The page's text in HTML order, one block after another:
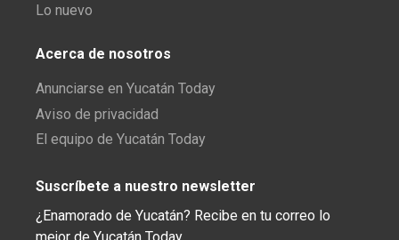
Lo nuevo
Acerca de nosotros
Anunciarse en Yucatán Today
Aviso de privacidad
El equipo de Yucatán Today
Suscríbete a nuestro newsletter
¿Enamorado de Yucatán? Recibe en tu correo lo